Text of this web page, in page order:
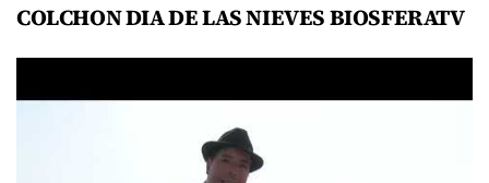
COLCHON DIA DE LAS NIEVES BIOSFERATV